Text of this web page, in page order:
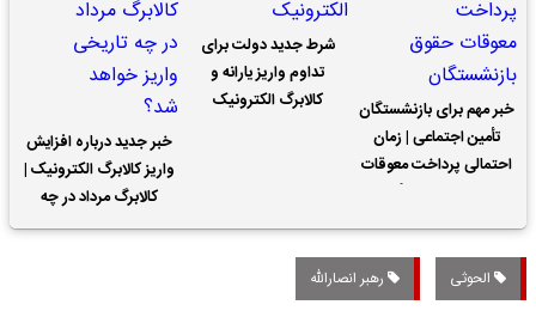
خبر مهم برای بازنشستگان
تأمین اجتماعی | زمان
احتمالی پرداخت معوقات
شرط جدید دولت برای
تداوم واریز یارانه و
کالابرگ الکترونیک
خبر جدید درباره افزایش
واریز کالابرگ الکترونیک |
کالابرگ مرداد در چه
تاریخی واریز خواهد شد؟
الحوثی رهبر انصارالله